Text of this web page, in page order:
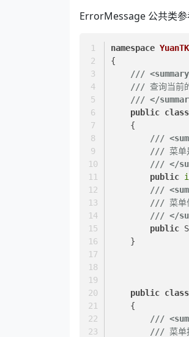
ErrorMessage 公共类参
namespace
{
///
/// 查询当前
/// </
public class
    {
///
/// 菜单
/// </
public
///
/// 菜单
/// </
public
    }
public class
    {
///
/// 菜单